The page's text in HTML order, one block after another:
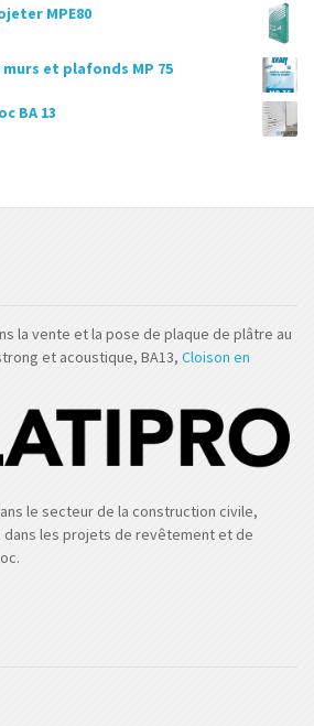
د.م.22,500.00.
د.م.22,000.00.
actuel
د.م.21,432.00.
MPE80
et plafonds MP 75
BA 13
la vente et la pose de plaque de plâtre au
et acoustique, BA13, Cloison en
le secteur de la construction civile,
dans les projets de revêtement et de